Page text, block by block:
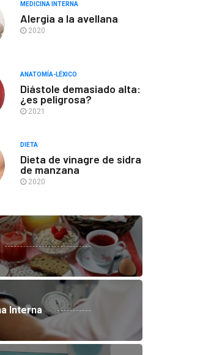
MEDICINA INTERNA
Alergia a la avellana
2020
ANATOMÍA-LÉXICO
Diástole demasiado alta:
¿es peligrosa?
2021
DIETA
Dieta de vinagre de sidra
de manzana
2020
Interna